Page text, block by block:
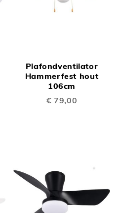
Plafondventilator
Hammerfest hout
106cm
€ 79,00